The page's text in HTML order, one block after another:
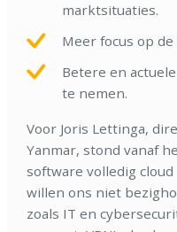
marktsituaties.
Meer focus op
Betere en
te nemen.
Voor Joris Lettinga,
Yanmar, stond vanaf
software volledig cloud
willen ons niet
zoals IT en